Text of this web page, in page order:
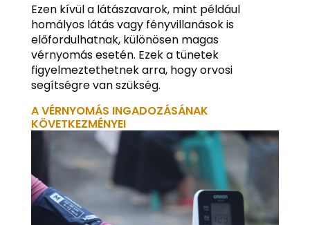
Ezen kívül a látászavarok, mint például
homályos látás vagy fényvillanások is
előfordulhatnak, különösen magas
vérnyomás esetén. Ezek a tünetek
figyelmeztethetnek arra, hogy orvosi
segítségre van szükség.
A VÉRNYOMÁS INGADOZÁSÁNAK
KÖVETKEZMÉNYEI